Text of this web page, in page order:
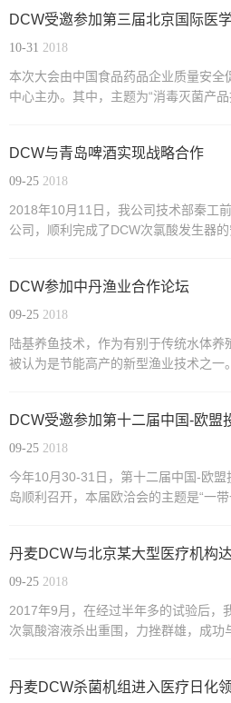
DCW受邀参加第三届北京国际医
10-31 2018
本次大会由中国食品药品企业质量安
中心主办。其中，主题为“消毒灭菌产品
专家和领导，聚焦我国消毒灭菌产品的
DCW与青岛啤酒实现战略合作
09-25 2018
2018年10月11日，我公司技术部秦工
公司，顺利完成了DCW次氯酸发生器
DCW参加中丹渔业合作论坛
09-25 2018
陆基养鱼技术，作为有别于传统水体养
被认为是节能高产的新型渔业技术之一
DCW受邀参加第十二届中国-欧盟
09-25 2018
今年10月30-31日，第十二届中国-欧
岛顺利召开，本届欧洽会的主题是“一带
中国与欧洲国家的投资、贸易、科技
丹麦DCW与北京某大型医疗机构
09-25 2018
2017年9月，在经过半年多的试验后，
次氯酸溶液杀出重围，力挫群雄，成功
丹麦DCW杀菌机组进入医疗日化
感谢您选择丹麦DCW，
现在咨询 稍后再说